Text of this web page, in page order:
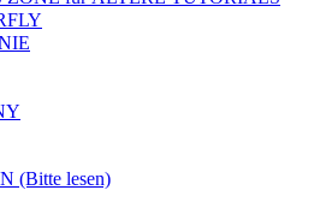
(Bitte lesen)